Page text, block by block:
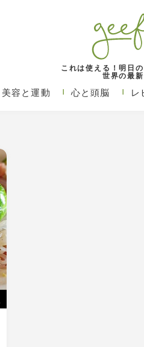
これは使える！明日
世界の最
美容と運動 心と頭脳 レ